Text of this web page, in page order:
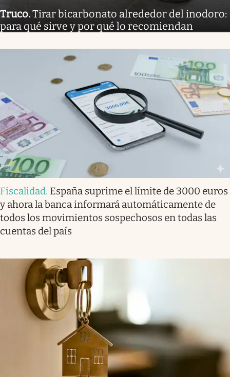
Truco.Tirar bicarbonato alrededor del inodoro:
para qué sirve y por qué lo recomiendan
Fiscalidad. España suprime el límite de 3000 euros
y ahora la banca informará automáticamente de
todos los movimientos sospechosos en todas las
cuentas del país